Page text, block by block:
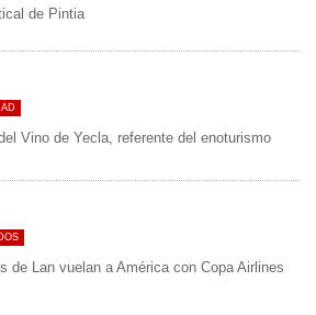
de Pintia
del Vino de Yecla, referente del enoturismo
de Lan vuelan a América con Copa Airlines